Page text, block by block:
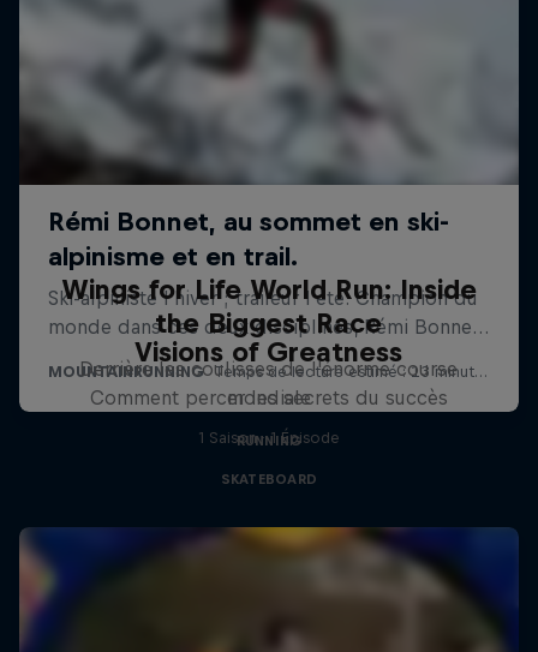
Wings for Life World Run: Inside
the Biggest Race
Derrière les coulisses de l'énorme course
mondiale
RUNNING
Visions of Greatness
Comment percer les secrets du succès
1 Saison · 1 Épisode
SKATEBOARD